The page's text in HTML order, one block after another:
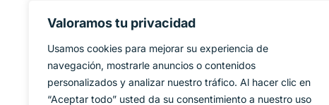
Valoramos tu privacidad
Usamos cookies para mejorar su experiencia de
navegación, mostrarle anuncios o contenidos
personalizados y analizar nuestro tráfico. Al hacer clic en
“Aceptar todo” usted da su consentimiento a nuestro uso